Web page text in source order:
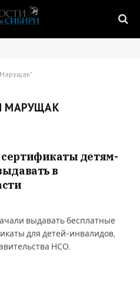
Марущак"
МАРУЩАК
детям-
в
выдавать бесплатные
для детей-инвалидов,
НСО.